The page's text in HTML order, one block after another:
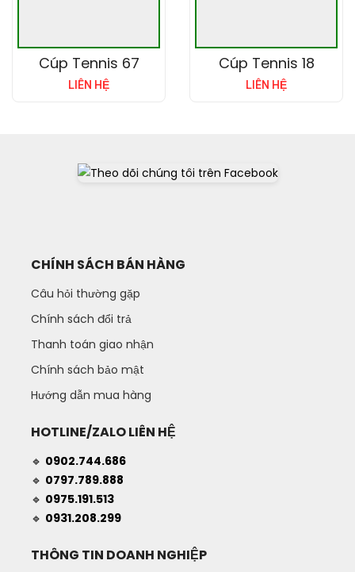
Cúp Tennis 67
LIÊN HỆ
Cúp Tennis 18
LIÊN HỆ
CHÍNH SÁCH BÁN HÀNG
Câu hỏi thường gặp
Chính sách đổi trả
Thanh toán giao nhận
Chính sách bảo mật
Hướng dẫn mua hàng
HOTLINE/ZALO LIÊN HỆ
🔹 0902.744.686
🔹 0797.789.888
🔹 0975.191.513
🔹 0931.208.299
THÔNG TIN DOANH NGHIỆP